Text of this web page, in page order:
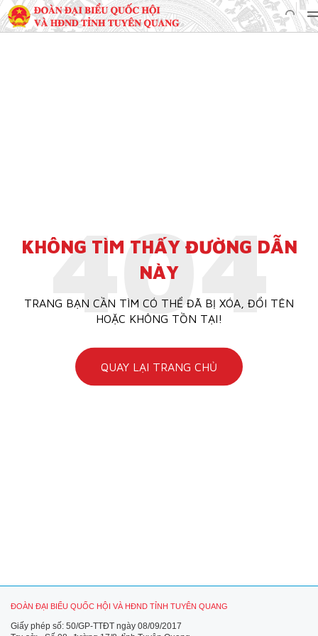
404
KHÔNG TÌM THẤY ĐƯỜNG DẪN
NÀY
TRANG BẠN CẦN TÌM CÓ THỂ ĐÃ BỊ XÓA, ĐỔI TÊN
HOẶC KHÔNG TỒN TẠI!
QUAY LẠI TRANG CHỦ
ĐOÀN ĐẠI BIỂU QUỐC HỘI VÀ HĐND TỈNH TUYÊN QUANG
Giấy phép số: 50/GP-TTĐT ngày 08/09/2017